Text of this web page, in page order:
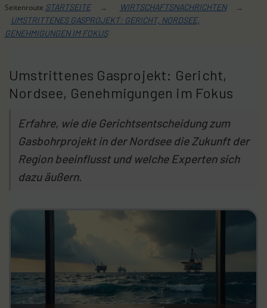
Seitenroute STARTSEITE → WIRTSCHAFTSNACHRICHTEN →
UMSTRITTENES GASPROJEKT: GERICHT, NORDSEE,
GENEHMIGUNGEN IM FOKUS
Umstrittenes Gasprojekt: Gericht,
Nordsee, Genehmigungen im Fokus
Erfahre, wie die Gerichtsentscheidung zum
Gasbohrprojekt in der Nordsee die Zukunft der
Region beeinflusst und welche Experten sich
dazu äußern.